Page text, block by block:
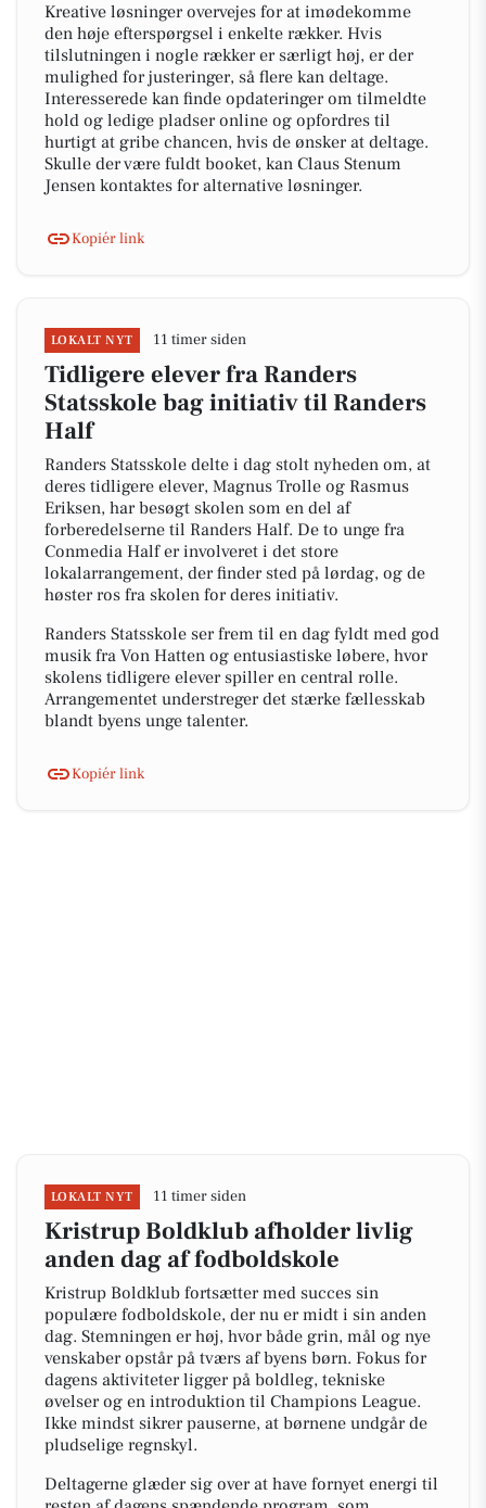
Kreative løsninger overvejes for at imødekomme
den høje efterspørgsel i enkelte rækker. Hvis
tilslutningen i nogle rækker er særligt høj, er der
mulighed for justeringer, så flere kan deltage.
Interesserede kan finde opdateringer om tilmeldte
hold og ledige pladser online og opfordres til
hurtigt at gribe chancen, hvis de ønsker at deltage.
Skulle der være fuldt booket, kan Claus Stenum
Jensen kontaktes for alternative løsninger.
Kopiér link
LOKALT NYT 11 timer siden
Tidligere elever fra Randers
Statsskole bag initiativ til Randers
Half
Randers Statsskole delte i dag stolt nyheden om, at
deres tidligere elever, Magnus Trolle og Rasmus
Eriksen, har besøgt skolen som en del af
forberedelserne til Randers Half. De to unge fra
Conmedia Half er involveret i det store
lokalarrangement, der finder sted på lørdag, og de
høster ros fra skolen for deres initiativ.
Randers Statsskole ser frem til en dag fyldt med god
musik fra Von Hatten og entusiastiske løbere, hvor
skolens tidligere elever spiller en central rolle.
Arrangementet understreger det stærke fællesskab
blandt byens unge talenter.
Kopiér link
LOKALT NYT 11 timer siden
Kristrup Boldklub afholder livlig
anden dag af fodboldskole
Kristrup Boldklub fortsætter med succes sin
populære fodboldskole, der nu er midt i sin anden
dag. Stemningen er høj, hvor både grin, mål og nye
venskaber opstår på tværs af byens børn. Fokus for
dagens aktiviteter ligger på boldleg, tekniske
øvelser og en introduktion til Champions League.
Ikke mindst sikrer pauserne, at børnene undgår de
pludselige regnskyl.
Deltagerne glæder sig over at have fornyet energi til